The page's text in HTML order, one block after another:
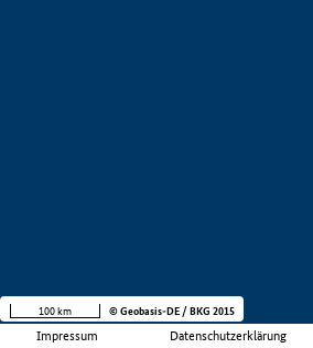
Impressum Datenschutzerklärung
100 km © Geobasis-DE / BKG 2015